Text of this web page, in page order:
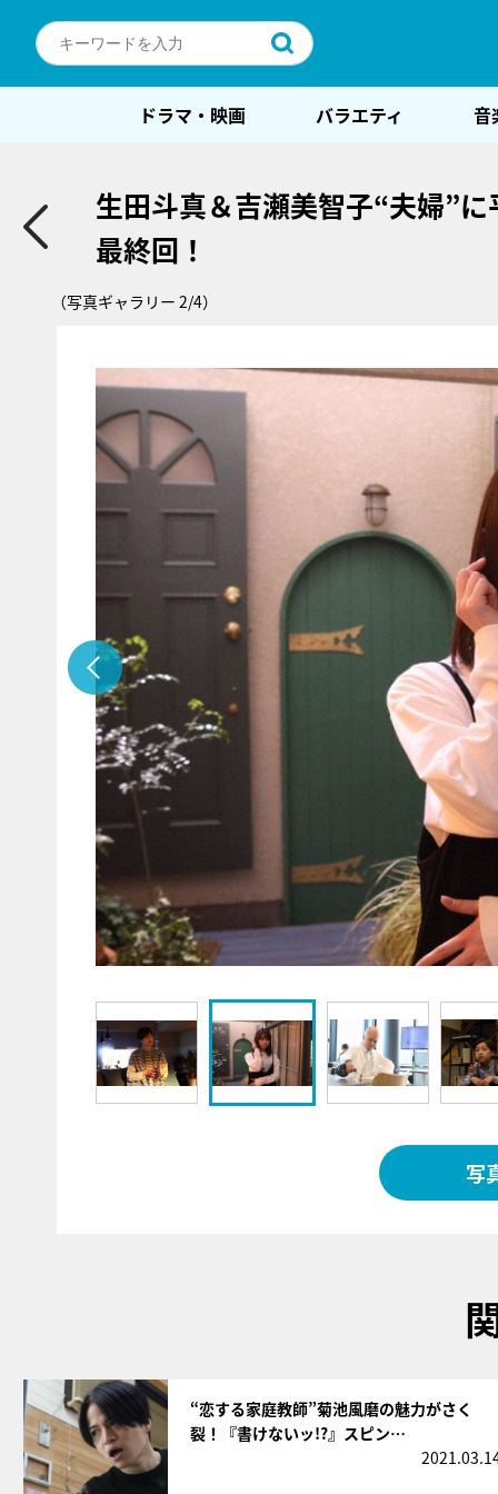
ドラマ・映画 バラエティ 音
生田斗真＆吉瀬美智子“夫婦”
最終回！
（写真ギャラリー 2/4）
写
“恋する家庭教師”菊池風磨の魅力がさく
裂！『書けないッ!?』スピン…